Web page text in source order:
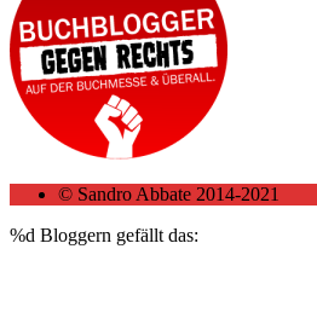
© Sandro Abbate 2014-2021
%d Bloggern gefällt das: